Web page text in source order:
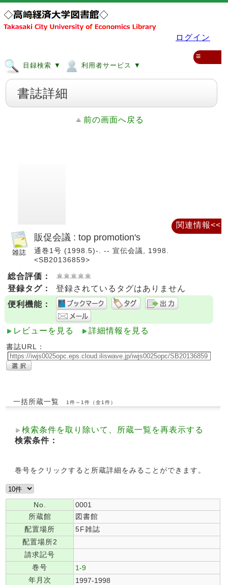
ログイン
目録検索 ▼ 利用者サービス ▼
≡
書誌詳細
前の画面へ戻る
販促会議 : top promotion's
通巻1号 (1998.5)-. -- 宣伝会議, 1998.
<SB20136859>
総合評価：
登録タグ：
登録されているタグはありません
便利機能：
レビューを見る 詳細情報を見る
書誌URL：
一括所蔵一覧 1件～1件（全1件）
検索条件を取り除いて、所蔵一覧を再表示する
検索条件：
巻号をクリックすると所蔵詳細をみることができます。
No.
0001
所蔵館
図書館
配置場所
5F雑誌
配置場所2
請求記号
巻号
1-9
年月次
1997-1998
関連情報<<